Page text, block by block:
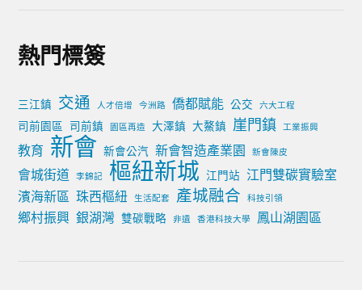
熱門標簽
三江鎮 交通 人才倍增 今洲路 僑都賦能 公交 六大工程
司前園區 司前鎮 園區再造 大澤鎮 大鰲鎮 崖門鎮 工業振興
教育 新會 新會公汽 新會智造產業園 新會陳皮
會城街道 李錦記 樞紐新城 江門站
江門雙碳實驗室
濱海新區 珠西樞紐 生活配套 產城融合 科技引領
鄉村振興 銀湖灣 雙碳戰略 非遺 香港科技大學 鳳山湖園區